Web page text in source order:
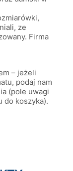
ze
Firma
– jeżeli
podaj nam
(pole uwagi
do koszyka).